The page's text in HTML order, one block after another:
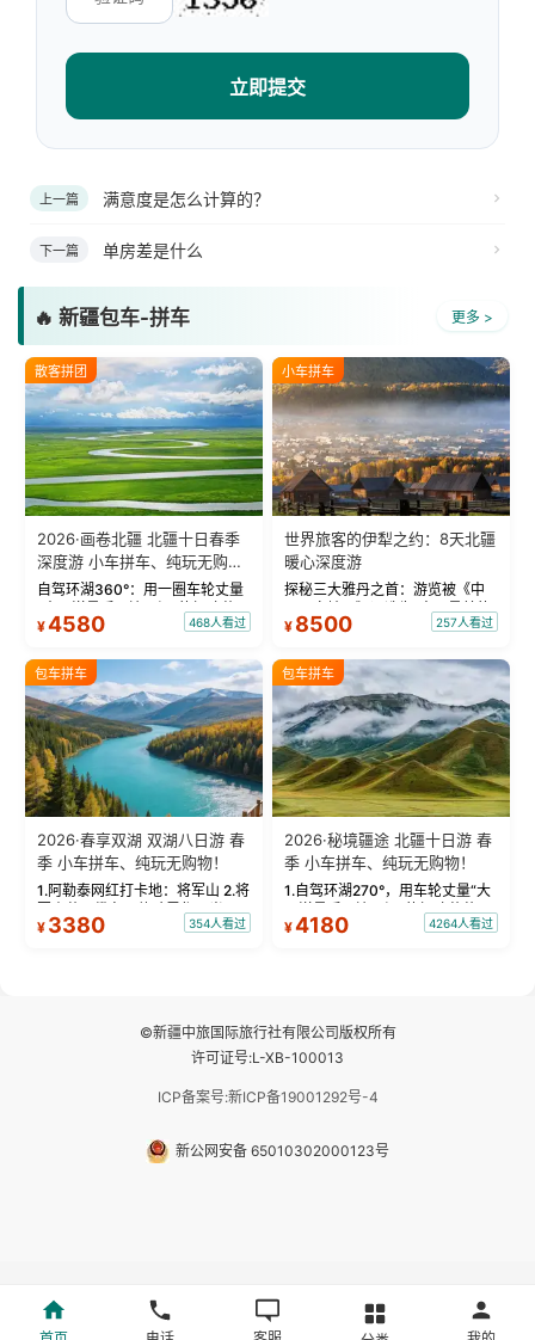
立即提交
上一篇 满意度是怎么计算的？
下一篇 单房差是什么
🔥 新疆包车-拼车 更多 >
散客拼团
2026·画卷北疆 北疆十日春季
深度游 小车拼车、纯玩无购
物！
自驾环湖360°：用一圈车轮丈量
“大西洋最后一滴眼泪”的极致蔚
蓝。 赛湖旅拍：甄选多款风格服
绝美瞬间。 赛湖坦克300跟车视
频：专业摄影师...
¥4580 468人看过
小车拼车
世界旅客的伊犁之约：8天北疆
暖心深度游
探秘三大雅丹之首：游览被《中
国国家地理》评选为“中国最美的
三大雅丹”第一名的克拉玛依魔鬼
瓦人最大村落——禾木村，欣赏
晨雾与小木...
¥ 8500 257人看过
包车拼车
2026·春享双湖 双湖八日游 春
季 小车拼车、纯玩无购物！
1.阿勒泰网红打卡地：将军山 2.将
军山落日缆车，体验雪都风光 3.
将军山，夕阳派对，蹦迪party 4.
¥ 3380 354人看过
包车拼车
2026·秘境疆途 北疆十日游 春
季 小车拼车、纯玩无购物！
1.自驾环湖270°，用车轮丈量“大
西洋最后一滴眼泪”的极致蔚蓝，
让雪山、花海与深邃湖水在转弯
¥4180 4264人看过
©新疆中旅国际旅行社有限公司版权所有
许可证号:L-XB-100013
ICP备案号:新ICP备19001292号-4
新公网安备 65010302000123号